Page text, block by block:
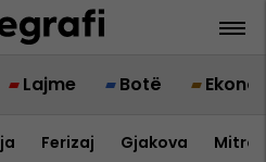
Lajme Botë
Ferizaj Gjakova